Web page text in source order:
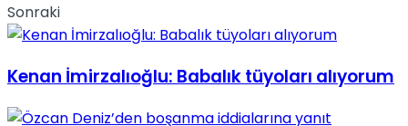
Sonraki
Kenan İmirzalıoğlu: Babalık tüyoları alıyorum